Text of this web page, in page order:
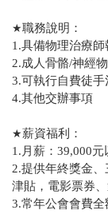
★職務說明：
1.具備物理治療師
2.成人骨骼/神經
3.可執行自費徒手
4.其他交辦事項
★薪資福利：
1.月薪：39,000元
2.提供年終獎金
津貼，電影票券
3.常年公會會費全